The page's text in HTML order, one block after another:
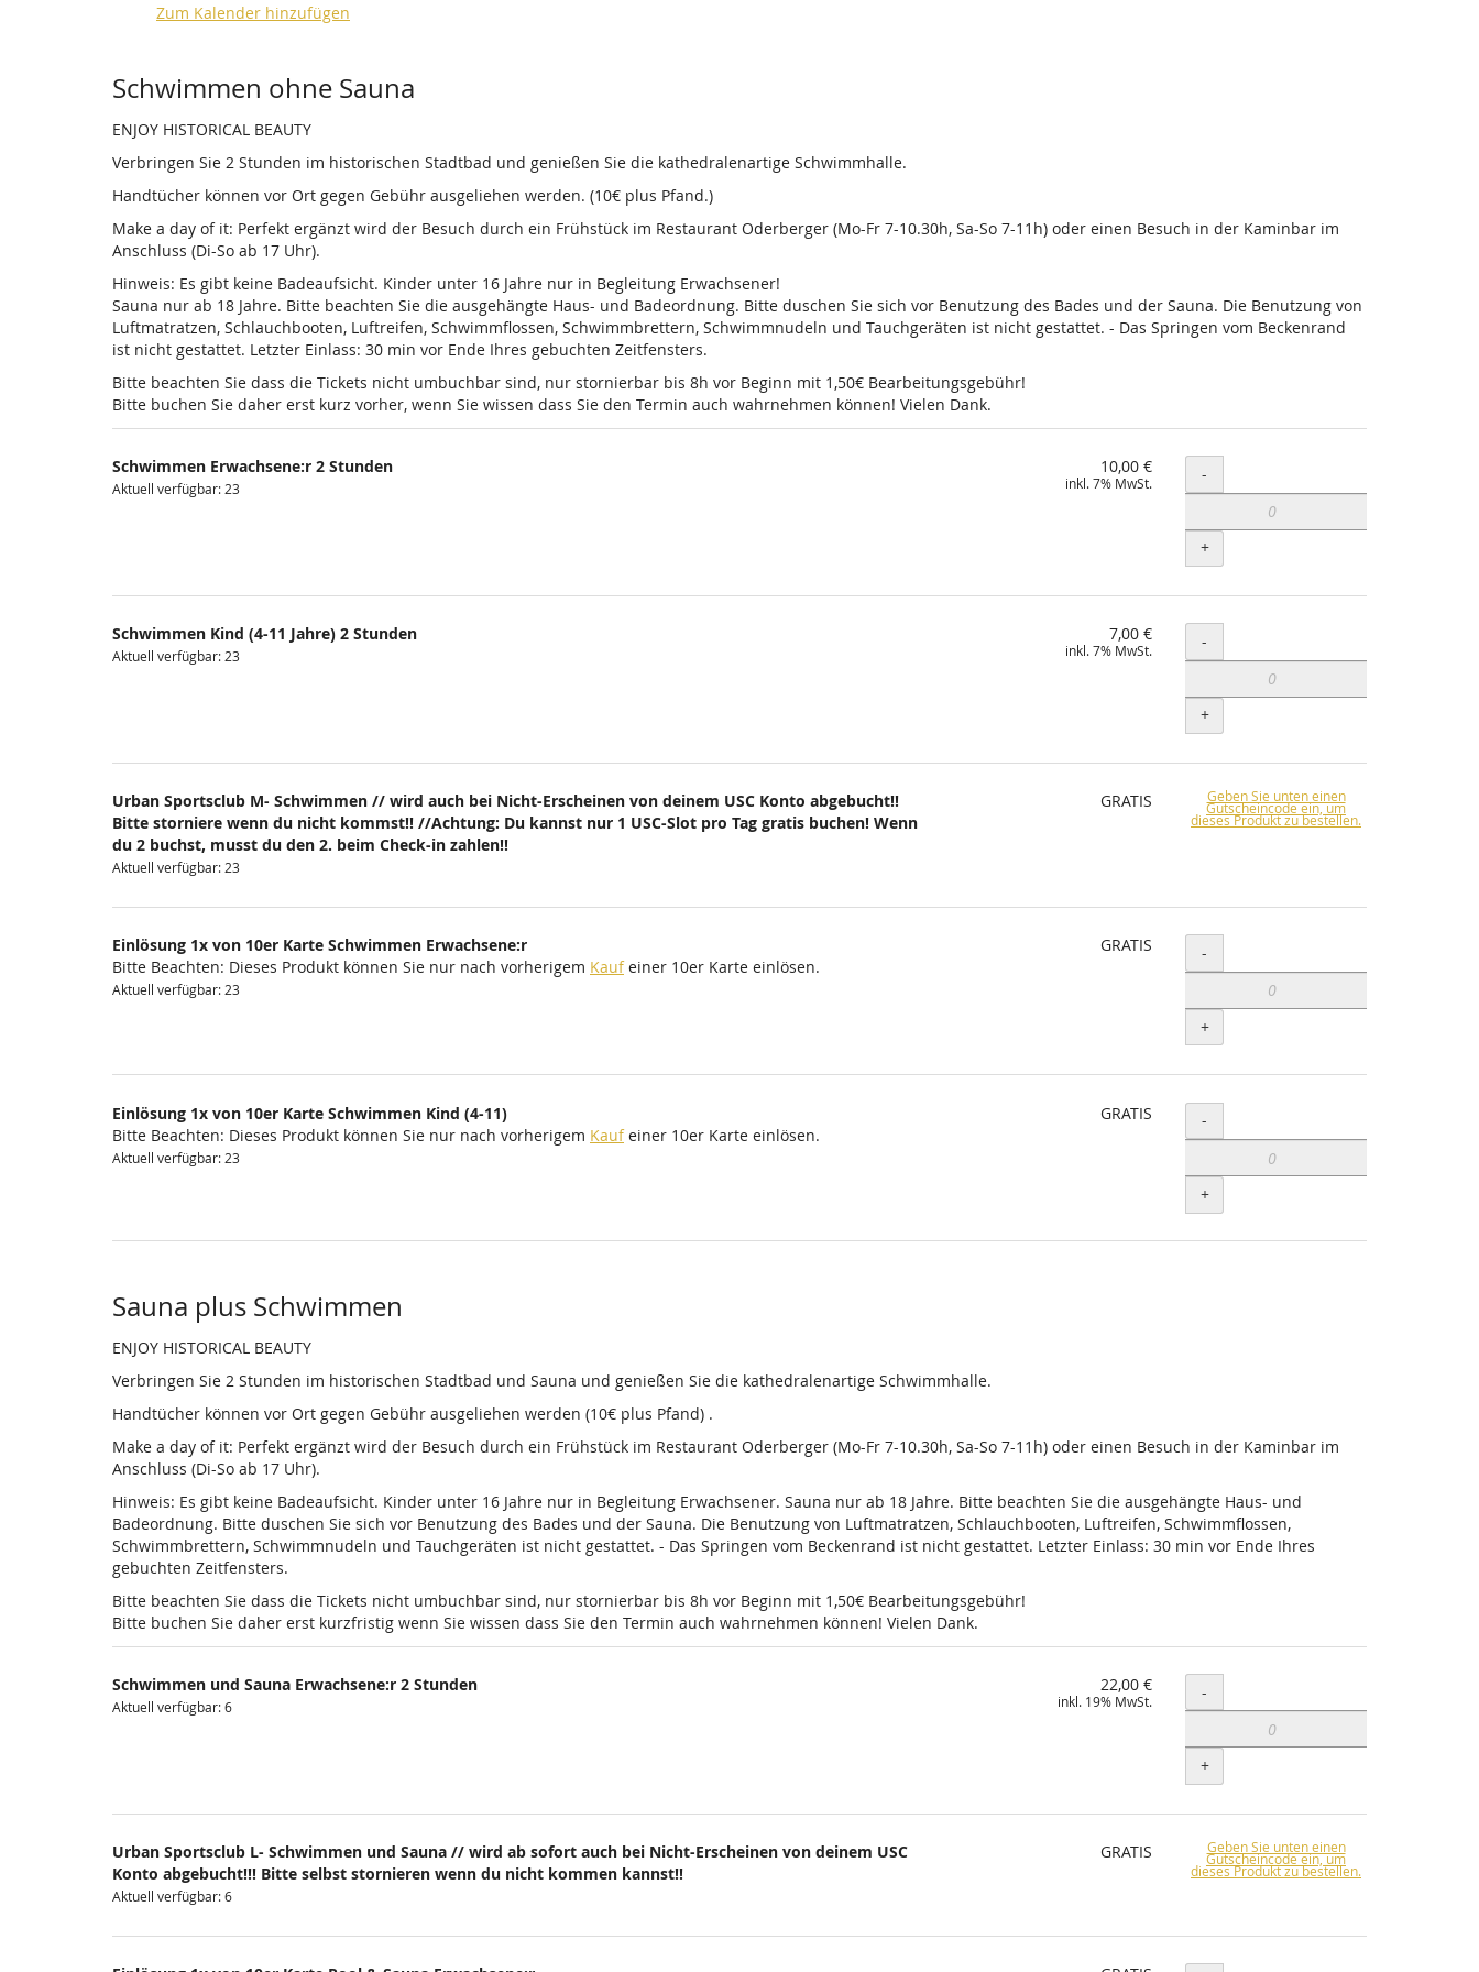
Zum Kalender hinzufügen
Produkte
Schwimmen ohne Sauna
ENJOY HISTORICAL BEAUTY
Verbringen Sie 2 Stunden im historischen Stadtbad und genießen Sie die kathedralenartige Schwimmhalle.
Handtücher können vor Ort gegen Gebühr ausgeliehen werden. (10€ plus Pfand.)
Make a day of it: Perfekt ergänzt wird der Besuch durch ein Frühstück im Restaurant Oderberger (Mo-Fr 7-10.30h, Sa-So 7-11h) oder einen Besuch in der Kaminbar im
Anschluss (Di-So ab 17 Uhr).
Hinweis: Es gibt keine Badeaufsicht. Kinder unter 16 Jahre nur in Begleitung Erwachsener!
Sauna nur ab 18 Jahre. Bitte beachten Sie die ausgehängte Haus- und Badeordnung. Bitte duschen Sie sich vor Benutzung des Bades und der Sauna. Die Benutzung von
Luftmatratzen, Schlauchbooten, Luftreifen, Schwimmflossen, Schwimmbrettern, Schwimmnudeln und Tauchgeräten ist nicht gestattet. - Das Springen vom Beckenrand
ist nicht gestattet. Letzter Einlass: 30 min vor Ende Ihres gebuchten Zeitfensters.
Bitte beachten Sie dass die Tickets nicht umbuchbar sind, nur stornierbar bis 8h vor Beginn mit 1,50€ Bearbeitungsgebühr!
Bitte buchen Sie daher erst kurz vorher, wenn Sie wissen dass Sie den Termin auch wahrnehmen können! Vielen Dank.
Schwimmen Erwachsene:r 2 Stunden
Aktuell verfügbar: 23
10,00 €
inkl. 7% MwSt. Menge
-
+
Schwimmen Kind (4-11 Jahre) 2 Stunden
Aktuell verfügbar: 23
7,00 €
inkl. 7% MwSt. Menge
-
+
Urban Sportsclub M- Schwimmen // wird auch bei Nicht-Erscheinen von deinem USC Konto abgebucht!!
Bitte storniere wenn du nicht kommst!! //Achtung: Du kannst nur 1 USC-Slot pro Tag gratis buchen! Wenn
du 2 buchst, musst du den 2. beim Check-in zahlen!!
Aktuell verfügbar: 23
GRATIS Geben Sie unten einen
Gutscheincode ein, um
dieses Produkt zu bestellen.
Einlösung 1x von 10er Karte Schwimmen Erwachsene:r
Bitte Beachten: Dieses Produkt können Sie nur nach vorherigem Kaufeiner 10er Karte einlösen.
Aktuell verfügbar: 23
GRATIS Menge
-
+
Einlösung 1x von 10er Karte Schwimmen Kind (4-11)
Bitte Beachten: Dieses Produkt können Sie nur nach vorherigem Kaufeiner 10er Karte einlösen.
Aktuell verfügbar: 23
GRATIS Menge
-
+
Sauna plus Schwimmen
ENJOY HISTORICAL BEAUTY
Verbringen Sie 2 Stunden im historischen Stadtbad und Sauna und genießen Sie die kathedralenartige Schwimmhalle.
Handtücher können vor Ort gegen Gebühr ausgeliehen werden (10€ plus Pfand) .
Make a day of it: Perfekt ergänzt wird der Besuch durch ein Frühstück im Restaurant Oderberger (Mo-Fr 7-10.30h, Sa-So 7-11h) oder einen Besuch in der Kaminbar im
Anschluss (Di-So ab 17 Uhr).
Hinweis: Es gibt keine Badeaufsicht. Kinder unter 16 Jahre nur in Begleitung Erwachsener. Sauna nur ab 18 Jahre. Bitte beachten Sie die ausgehängte Haus- und
Badeordnung. Bitte duschen Sie sich vor Benutzung des Bades und der Sauna. Die Benutzung von Luftmatratzen, Schlauchbooten, Luftreifen, Schwimmflossen,
Schwimmbrettern, Schwimmnudeln und Tauchgeräten ist nicht gestattet. - Das Springen vom Beckenrand ist nicht gestattet. Letzter Einlass: 30 min vor Ende Ihres
gebuchten Zeitfensters.
Bitte beachten Sie dass die Tickets nicht umbuchbar sind, nur stornierbar bis 8h vor Beginn mit 1,50€ Bearbeitungsgebühr!
Bitte buchen Sie daher erst kurzfristig wenn Sie wissen dass Sie den Termin auch wahrnehmen können! Vielen Dank.
Schwimmen und Sauna Erwachsene:r 2 Stunden
Aktuell verfügbar: 6
22,00 €
inkl. 19% MwSt. Menge
-
+
Urban Sportsclub L- Schwimmen und Sauna // wird ab sofort auch bei Nicht-Erscheinen von deinem USC
Konto abgebucht!!! Bitte selbst stornieren wenn du nicht kommen kannst!!
Aktuell verfügbar: 6
GRATIS Geben Sie unten einen
Gutscheincode ein, um
dieses Produkt zu bestellen.